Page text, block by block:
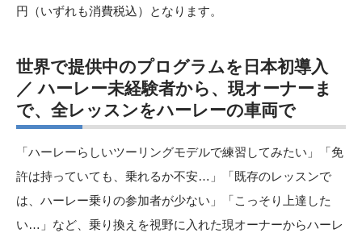
円（いずれも消費税込）となります。
世界で提供中のプログラムを日本初導入
／ ハーレー未経験者から、現オーナーま
で、全レッスンをハーレーの車両で
「ハーレーらしいツーリングモデルで練習してみたい」「免
許は持っていても、乗れるか不安…」「既存のレッスンで
は、ハーレー乗りの参加者が少ない」「こっそり上達した
い…」など、乗り換えを視野に入れた現オーナーからハーレ